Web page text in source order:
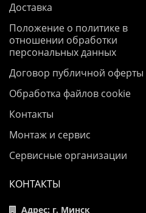
Доставка
Положение о политике в
отношении обработки
персональных данных
Договор публичной оферты
Обработка файлов cookie
Контакты
Монтаж и сервис
Сервисные организации
КОНТАКТЫ
Адрес: г. Минск